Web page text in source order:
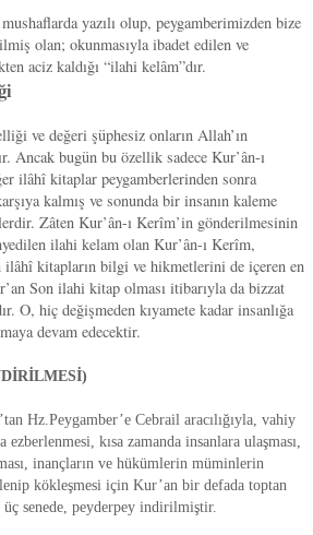
yazılı olup, peygamberimizden bize
olan; okunmasıyla ibadet edilen ve
aciz kaldığı “ilahi kelâm”dır.
ve değeri şüphesiz onların Allah’ın
Ancak bugün bu özellik sadece Kur’ân-ı
ilâhî kitaplar peygamberlerinden sonra
kalmış ve sonunda bir insanın kaleme
Zâten Kur’ân-ı Kerîm’in gönderilmesinin
ilahi kelam olan Kur’ân-ı Kerîm,
ilâhî kitapların bilgi ve hikmetlerini de içeren en
Son ilahi kitap olması itibarıyla da bizzat
O, hiç değişmeden kıyamete kadar insanlığa
devam edecektir.
Hz.Peygamber’e Cebrail aracılığıyla, vahiy
kısa zamanda insanlara ulaşması,
inançların ve hükümlerin müminlerin
kökleşmesi için Kur’an bir defada toptan
senede, peyderpey indirilmiştir.